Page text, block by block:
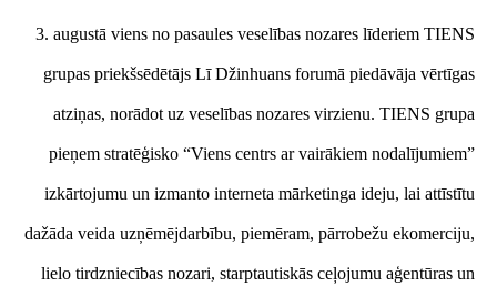
3. augustā viens no pasaules veselības nozares līderiem TIENS
grupas priekšsēdētājs Lī Džinhuans forumā piedāvāja vērtīgas
atziņas, norādot uz veselības nozares virzienu. TIENS grupa
pieņem stratēģisko “Viens centrs ar vairākiem nodalījumiem”
izkārtojumu un izmanto interneta mārketinga ideju, lai attīstītu
dažāda veida uzņēmējdarbību, piemēram, pārrobežu ekomerciju,
lielo tirdzniecības nozari, starptautiskās ceļojumu aģentūras un